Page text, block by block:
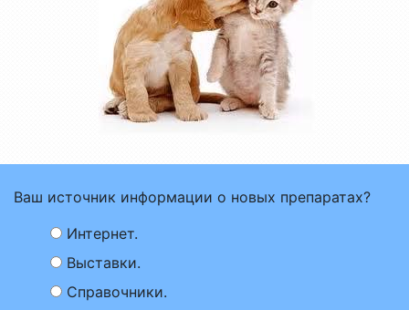
Ваш источник информации о новых препаратах?
Интернет.
Выставки.
Справочники.